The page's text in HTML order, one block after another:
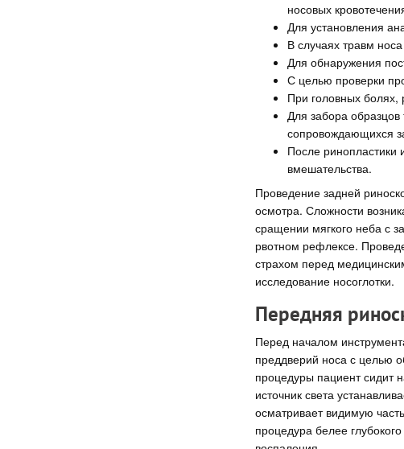
носовых
Для установления
В случаях травм
Для обнаружения
С целью проверки
При головных болях,
Для забора образцов
сопровождающихся
После ринопластики
вмешательства.
Проведение задней
осмотра. Сложности
сращении мягкого неба с
рвотном рефлексе.
страхом перед
исследование носоглотки.
Передняя
Перед началом
преддверий носа с целью
процедуры пациент сидит
источник света
осматривает видимую
процедура белее